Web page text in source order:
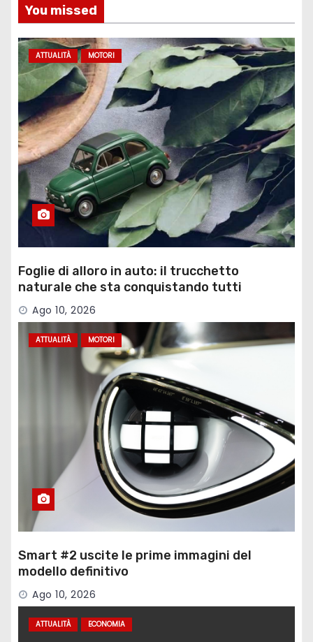
You missed
ATTUALITÀ MOTORI
Foglie di alloro in auto: il trucchetto
naturale che sta conquistando tutti
Ago 10, 2026
ATTUALITÀ MOTORI
Smart #2 uscite le prime immagini del
modello definitivo
Ago 10, 2026
ATTUALITÀ ECONOMIA